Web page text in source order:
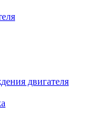
двигателя